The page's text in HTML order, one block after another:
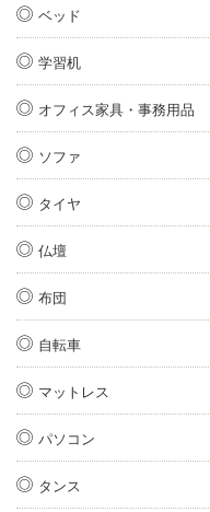
ベッド
学習机
オフィス家具・事務用品
ソファ
タイヤ
仏壇
布団
自転車
マットレス
パソコン
タンス